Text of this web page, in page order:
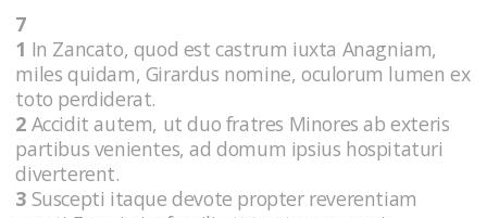
7
1 In Zancato, quod est castrum iuxta Anagniam,
miles quidam, Girardus nomine, oculorum lumen ex
toto perdiderat.
2 Accidit autem, ut duo fratres Minores ab exteris
partibus venientes, ad domum ipsius hospitaturi
diverterent.
3 Suscepti itaque devote propter reverentiam